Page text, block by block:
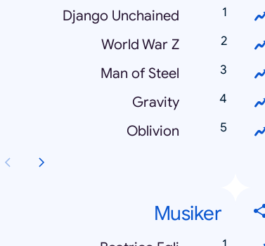
Django Unchained
World War Z
Man of Steel
Gravity
Oblivion
Musiker